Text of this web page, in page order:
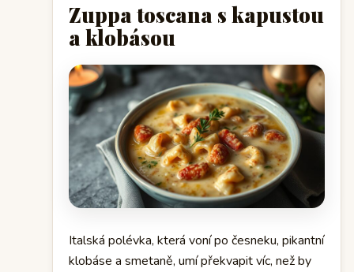
Zuppa toscana s kapustou
a klobásou
Italská polévka, která voní po česneku, pikantní
klobáse a smetaně, umí překvapit víc, než by